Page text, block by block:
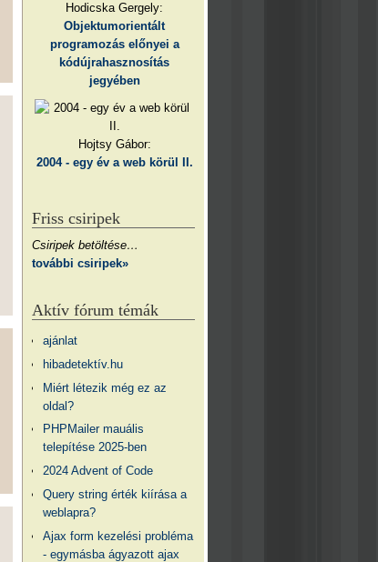
Hodicska Gergely:
Objektumorientált
programozás előnyei a
kódújrahasznosítás
jegyében
Hojtsy Gábor:
2004 - egy év a web körül II.
Friss csiripek
Csiripek betöltése…
további csiripek»
Aktív fórum témák
ajánlat
hibadetektív.hu
Miért létezik még ez az
oldal?
PHPMailer mauális
telepítése 2025-ben
2024 Advent of Code
Query string érték kiírása a
weblapra?
Ajax form kezelési probléma
- egymásba ágyazott ajax